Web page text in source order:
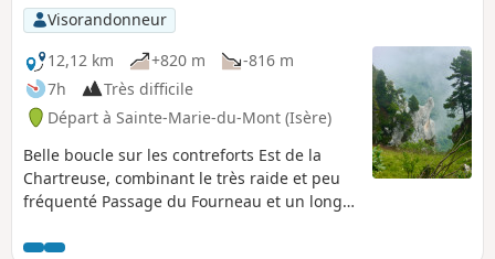
Visorandonneur
12,12 km
+820 m
-816 m
7h
Très difficile
Départ à Sainte-Marie-du-Mont (Isère)
Belle boucle sur les contreforts Est de la
Chartreuse, combinant le très raide et peu
fréquenté Passage du Fourneau et un long
quelques arches remarquables.